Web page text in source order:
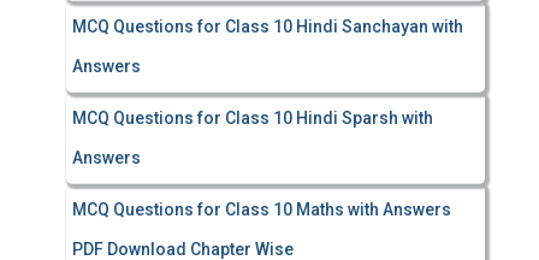
MCQ Questions for Class 10 Hindi Sanchayan with
Answers
MCQ Questions for Class 10 Hindi Sparsh with
Answers
MCQ Questions for Class 10 Maths with Answers
PDF Download Chapter Wise